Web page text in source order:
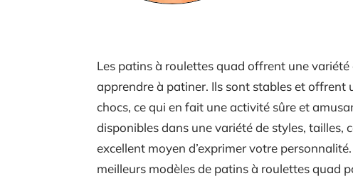
Les patins à roulettes quad offrent une
apprendre à patiner. Ils sont stables et offrent
chocs, ce qui en fait une activité sûre et
disponibles dans une variété de styles, tailles,
excellent moyen d’exprimer votre
meilleurs modèles de patins à roulettes quad